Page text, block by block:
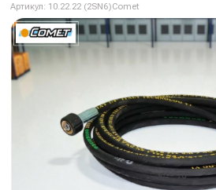
Артикул: 10.22.22 (2SN6)Comet